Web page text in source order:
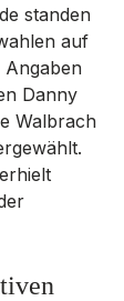
standen
auf
Angaben
Danny
Walbrach